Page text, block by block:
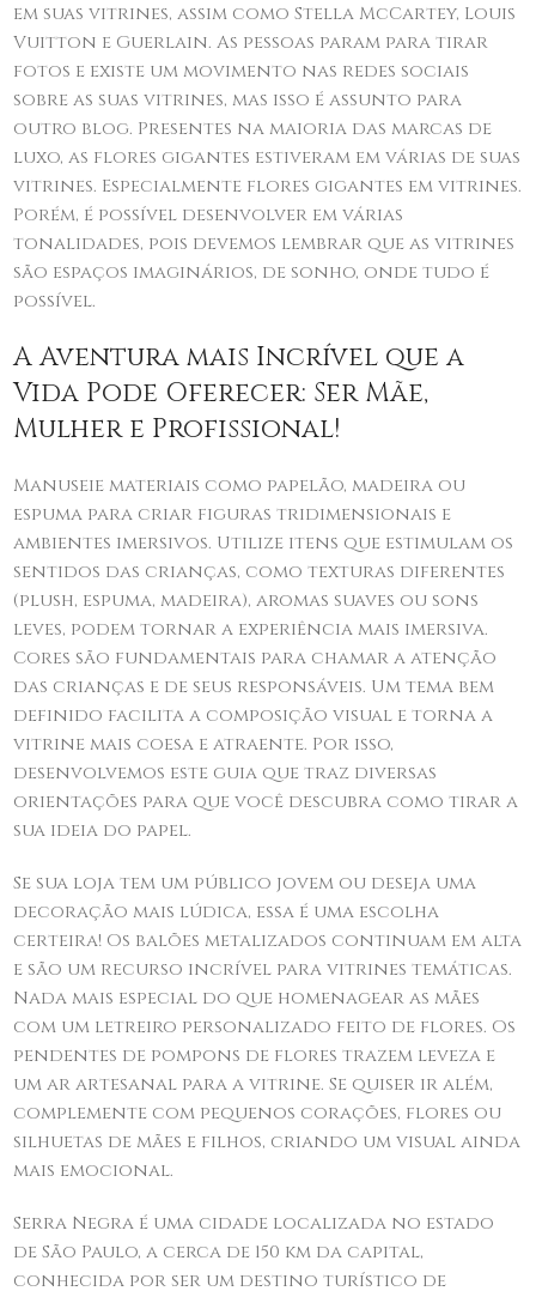
em suas vitrines, assim como Stella McCartey, Louis
Vuitton e Guerlain. As pessoas param para tirar
fotos e existe um movimento nas redes sociais
sobre as suas vitrines, mas isso é assunto para
outro blog. Presentes na maioria das marcas de
luxo, as flores gigantes estiveram em várias de suas
vitrines. Especialmente flores gigantes em vitrines.
Porém, é possível desenvolver em várias
tonalidades, pois devemos lembrar que as vitrines
são espaços imaginários, de sonho, onde tudo é
possível.
A Aventura mais Incrível que a
Vida Pode Oferecer: Ser Mãe,
Mulher e Profissional!
Manuseie materiais como papelão, madeira ou
espuma para criar figuras tridimensionais e
ambientes imersivos. Utilize itens que estimulam os
sentidos das crianças, como texturas diferentes
(plush, espuma, madeira), aromas suaves ou sons
leves, podem tornar a experiência mais imersiva.
Cores são fundamentais para chamar a atenção
das crianças e de seus responsáveis. Um tema bem
definido facilita a composição visual e torna a
vitrine mais coesa e atraente. Por isso,
desenvolvemos este guia que traz diversas
orientações para que você descubra como tirar a
sua ideia do papel.
Se sua loja tem um público jovem ou deseja uma
decoração mais lúdica, essa é uma escolha
certeira! Os balões metalizados continuam em alta
e são um recurso incrível para vitrines temáticas.
Nada mais especial do que homenagear as mães
com um letreiro personalizado feito de flores. Os
pendentes de pompons de flores trazem leveza e
um ar artesanal para a vitrine. Se quiser ir além,
complemente com pequenos corações, flores ou
silhuetas de mães e filhos, criando um visual ainda
mais emocional.
Serra Negra é uma cidade localizada no estado
de São Paulo, a cerca de 150 km da capital,
conhecida por ser um destino turístico de